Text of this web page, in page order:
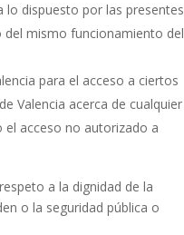
lo dispuesto por las presentes
del mismo funcionamiento del
para el acceso a ciertos
Valencia acerca de cualquier
acceso no autorizado a
a la dignidad de la
o la seguridad pública o